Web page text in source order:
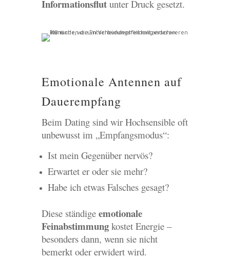
Informationsflutunter Druck gesetzt.
Emotionale Antennen auf
Dauerempfang
Beim Dating sind wir Hochsensible oft
unbewusst im „Empfangsmodus“:
Ist mein Gegenüber nervös?
Erwartet er oder sie mehr?
Habe ich etwas Falsches gesagt?
Diese ständige emotionale
Feinabstimmungkostet Energie –
besonders dann, wenn sie nicht
bemerkt oder erwidert wird.